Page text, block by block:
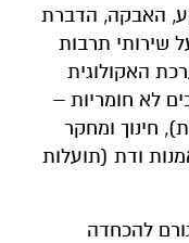
האבקה, הדברת
שירותי תרבות
האקולוגית
לא חומריות –
חינוך ומחקר
ודת (תועלות
להכחדה